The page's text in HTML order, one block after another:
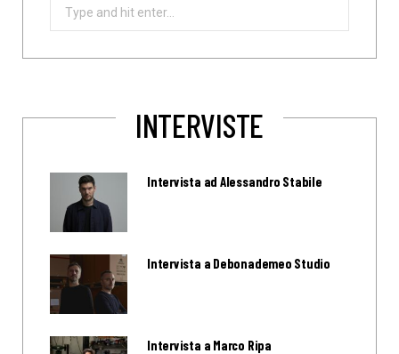
INTERVISTE
Intervista ad Alessandro Stabile
Intervista a Debonademeo Studio
Intervista a Marco Ripa